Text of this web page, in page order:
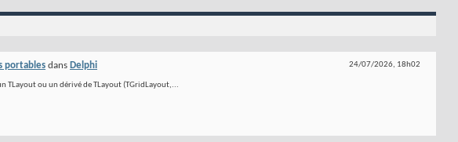
24/07/2026, 18h02
portables dans Delphi
TLayout ou un dérivé de TLayout (TGridLayout,...